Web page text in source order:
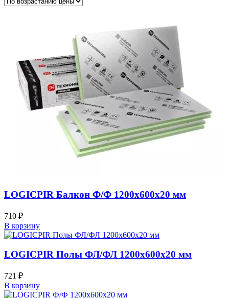
LOGICPIR Балкон Ф/Ф 1200х600х20 мм
710 ₽
В корзину
LOGICPIR Полы ФЛ/ФЛ 1200х600х20 мм
721 ₽
В корзину